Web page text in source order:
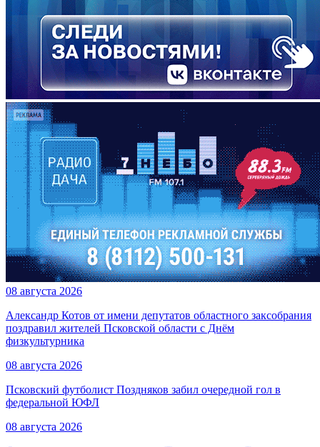
08 августа 2026
Александр Котов от имени депутатов областного заксобрания
поздравил жителей Псковской области с Днём
физкультурника
08 августа 2026
Псковский футболист Поздняков забил очередной гол в
федеральной ЮФЛ
08 августа 2026